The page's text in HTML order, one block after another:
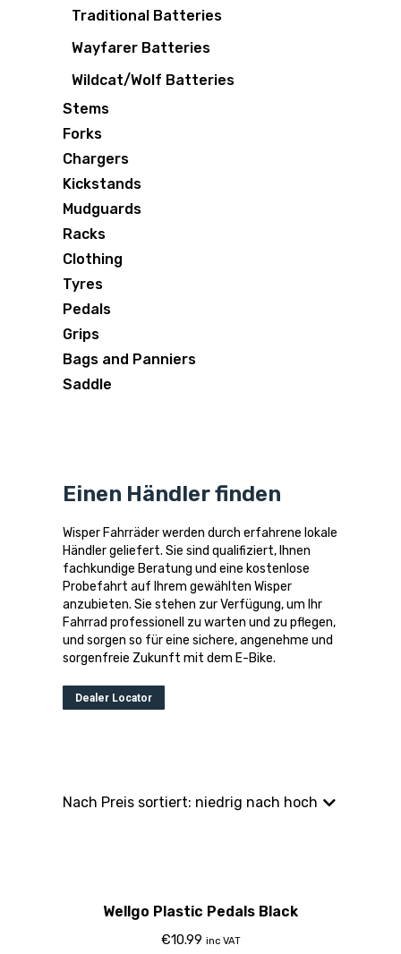
Traditional Batteries
Wayfarer Batteries
Wildcat/Wolf Batteries
Stems
Forks
Chargers
Kickstands
Mudguards
Racks
Clothing
Tyres
Pedals
Grips
Bags and Panniers
Saddle
Einen Händler finden
Wisper Fahrräder werden durch erfahrene lokale
Händler geliefert. Sie sind qualifiziert, Ihnen
fachkundige Beratung und eine kostenlose
Probefahrt auf Ihrem gewählten Wisper
anzubieten. Sie stehen zur Verfügung, um Ihr
Fahrrad professionell zu warten und zu pflegen,
und sorgen so für eine sichere, angenehme und
sorgenfreie Zukunft mit dem E-Bike.
Dealer Locator
Wellgo Plastic Pedals Black
€10.99 inc VAT